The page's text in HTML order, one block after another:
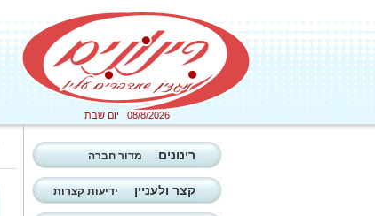
08/8/2026 יום שבת
רינונים מדור חברה
קצר ולעניין ידיעות קצרות